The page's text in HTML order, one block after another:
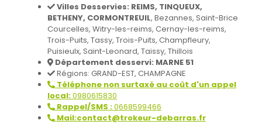
Villes Desservies: REIMS, TINQUEUX,
BETHENY, CORMONTREUIL, Bezannes, Saint-Brice
Courcelles, Witry-les-reims, Cernay-les-reims,
Trois-Puits, Tassy, Trois-Puits, Champfleury,
Puisieulx, Saint-Leonard, Taissy, Thillois
Département desservi: MARNE 51
Régions: GRAND-EST, CHAMPAGNE
Téléphone non surtaxé au coût d'un appel
local:0980615830
Rappel/SMS :0668599466
Mail:contact@trokeur-debarras.fr